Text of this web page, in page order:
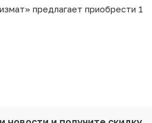
предлагает приобрести 1